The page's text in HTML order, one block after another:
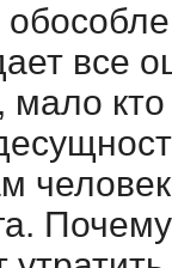
все
мало